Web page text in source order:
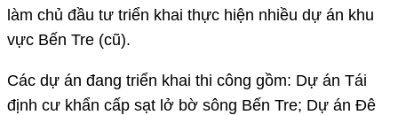
làm chủ đầu tư triển khai thực hiện nhiều dự án khu
vực Bến Tre (cũ).
Các dự án đang triển khai thi công gồm: Dự án Tái
định cư khẩn cấp sạt lở bờ sông Bến Tre; Dự án Đê